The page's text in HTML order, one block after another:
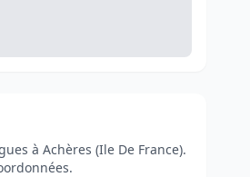
à Achères (Ile De France).